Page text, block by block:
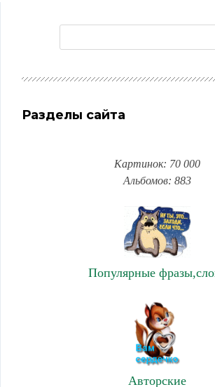
Разделы сайта
Картинок: 70 000
Альбомов: 883
Популярные
Авторские